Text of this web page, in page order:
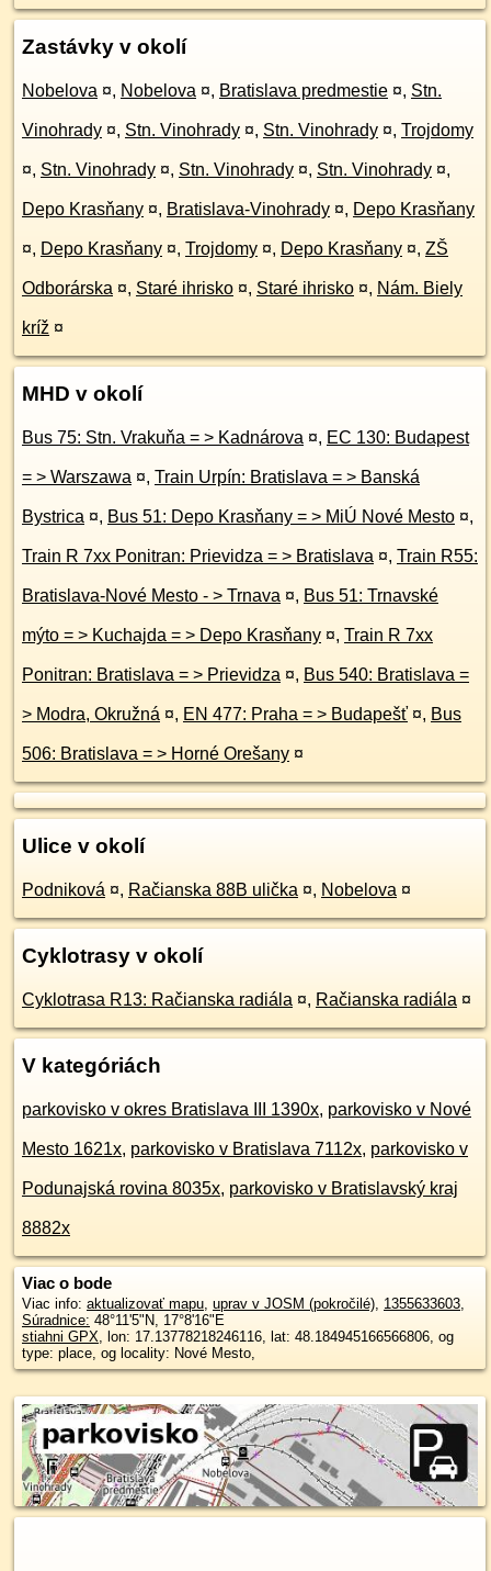
Zastávky v okolí
Nobelova ¤, Nobelova ¤, Bratislava predmestie ¤, Stn.
Vinohrady ¤, Stn. Vinohrady ¤, Stn. Vinohrady ¤, Trojdomy
¤, Stn. Vinohrady ¤, Stn. Vinohrady ¤, Stn. Vinohrady ¤,
Depo Krasňany ¤, Bratislava-Vinohrady ¤, Depo Krasňany
¤, Depo Krasňany ¤, Trojdomy ¤, Depo Krasňany ¤, ZŠ
Odborárska ¤, Staré ihrisko ¤, Staré ihrisko ¤, Nám. Biely
kríž ¤
MHD v okolí
Bus 75: Stn. Vrakuňa = > Kadnárova ¤, EC 130: Budapest
= > Warszawa ¤, Train Urpín: Bratislava = > Banská
Bystrica ¤, Bus 51: Depo Krasňany = > MiÚ Nové Mesto ¤,
Train R 7xx Ponitran: Prievidza = > Bratislava ¤, Train R55:
Bratislava-Nové Mesto - > Trnava ¤, Bus 51: Trnavské
mýto = > Kuchajda = > Depo Krasňany ¤, Train R 7xx
Ponitran: Bratislava = > Prievidza ¤, Bus 540: Bratislava =
> Modra, Okružná ¤, EN 477: Praha = > Budapešť ¤, Bus
506: Bratislava = > Horné Orešany ¤
Ulice v okolí
Podniková ¤, Račianska 88B ulička ¤, Nobelova ¤
Cyklotrasy v okolí
Cyklotrasa R13: Račianska radiála ¤, Račianska radiála ¤
V kategóriách
parkovisko v okres Bratislava III 1390x, parkovisko v Nové
Mesto 1621x, parkovisko v Bratislava 7112x, parkovisko v
Podunajská rovina 8035x, parkovisko v Bratislavský kraj
8882x
Viac o bode
Viac info: aktualizovať mapu, uprav v JOSM (pokročilé), 1355633603,
Súradnice: 48°11'5"N, 17°8'16"E
stiahni GPX, lon: 17.13778218246116, lat: 48.184945166566806, og
type: place, og locality: Nové Mesto,